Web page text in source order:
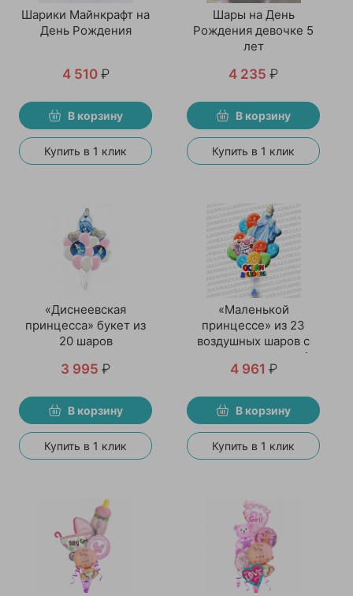
Шарики Майнкрафт на
День Рождения
4 510 ₽
В корзину
Купить в 1 клик
Шары на День
Рождения девочке 5
лет
4 235 ₽
В корзину
Купить в 1 клик
«Диснеевская
принцесса» букет из
20 шаров
3 995 ₽
В корзину
Купить в 1 клик
«Маленькой
принцессе» из 23
воздушных шаров с
днем рождения и 1
фигуры
4 961 ₽
В корзину
Купить в 1 клик